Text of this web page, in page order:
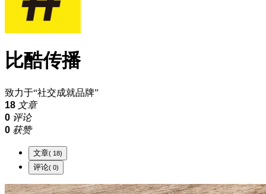
比酷传播
致力于“社交成就品牌”
18 文章
0 评论
0 获赞
文章 ( 18)
评论 ( 0)